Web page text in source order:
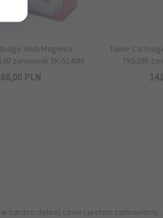
Web Magenta
zamiennik TK-5140M
00 PLN
Toner
TK5205
bardzo dobrej cenie i jestem zadowolony.